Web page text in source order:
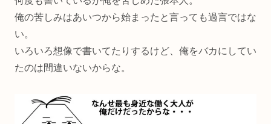
俺の苦しみはあいつから始まったと言っても過言ではな
い。
いろいろ想像で書いてたりするけど、俺をバカにしてい
たのは間違いないからな。